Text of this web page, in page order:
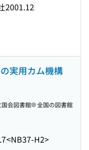
2001.12
実用カム機構
<NB37-H2>
国会図書館 全国の図書館